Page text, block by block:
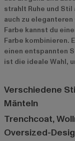
strahlt Ruhe und
auch zu
Farbe kannst du
Farbe kombinieren.
einen entspannten
ist die ideale Wahl,
Verschiedene
Mänteln
Trenchcoat,
Oversized-